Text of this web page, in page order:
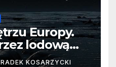
Europy.
lodową
RADEK KOSARZYCKI